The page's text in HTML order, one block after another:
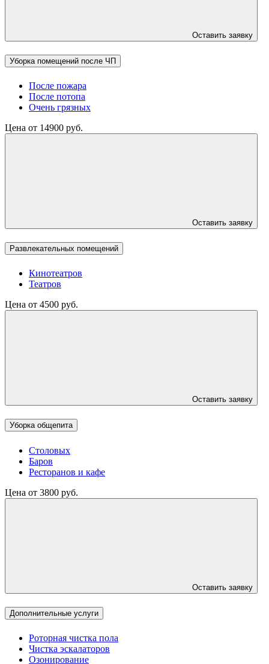
Оставить заявку
Уборка помещений после ЧП
После пожара
После потопа
Очень грязных
Цена от 14900 руб.
Оставить заявку
Развлекательных помещений
Кинотеатров
Театров
Цена от 4500 руб.
Оставить заявку
Уборка общепита
Столовых
Баров
Ресторанов и кафе
Цена от 3800 руб.
Оставить заявку
Дополнительные услуги
Роторная чистка пола
Чистка эскалаторов
Озонирование